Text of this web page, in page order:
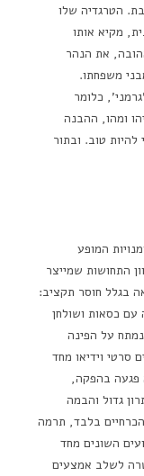
הטרגדיה שלו
מקיא אותו
את הנהר
משפחתו.
כלומר
ומהו, ההבנה
טוב. ובתור
המופע
התחושות שמייצר
בגלל חוסר תקציב:
כסאות ושולחן
על הפינה
סרטי וידיאו מחד
פגעה בהפקה,
גדול והבמה
בלבד, תרמה
השונים מחד
לשלב אמצעים